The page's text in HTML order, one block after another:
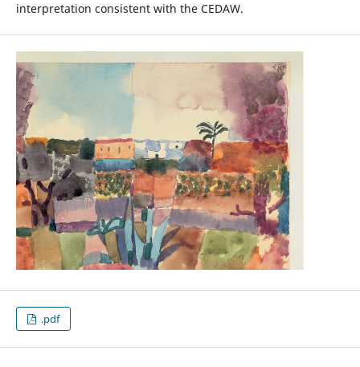
interpretation consistent with the CEDAW.
.pdf